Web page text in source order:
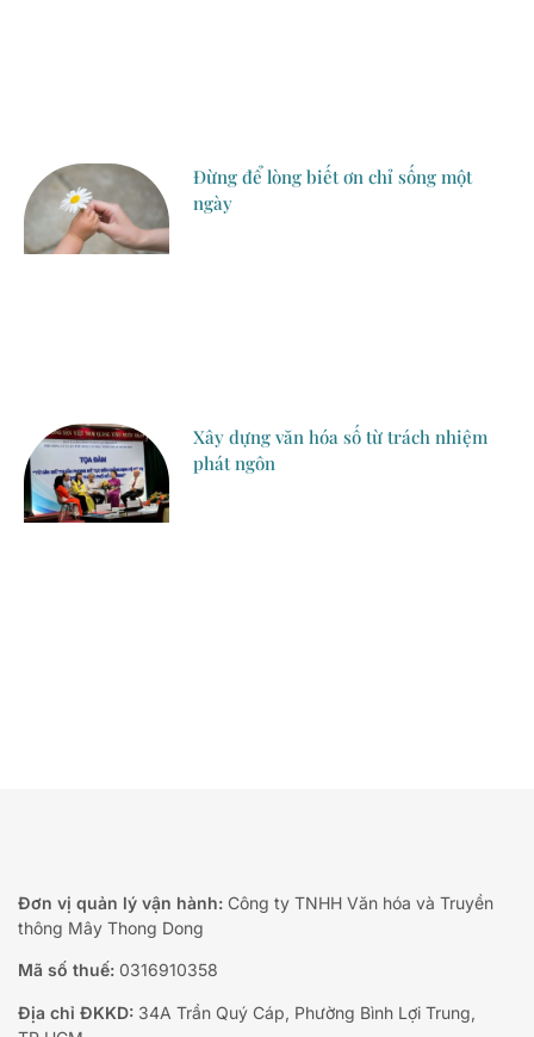
Đừng để lòng biết ơn chỉ sống một
ngày
Xây dựng văn hóa số từ trách nhiệm
phát ngôn
Đơn vị quản lý vận hành: Công ty TNHH Văn hóa và Truyền
thông Mây Thong Dong
Mã số thuế: 0316910358
Địa chỉ ĐKKD: 34A Trần Quý Cáp, Phường Bình Lợi Trung,